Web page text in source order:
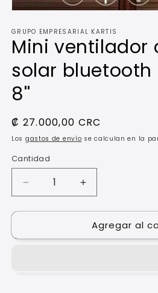
multimedia
1
en
ventana
modal
GRUPO EMPRESARIAL KARTIS
Mini ventilador
solar bluetooth
8''
Precio
habitual
₡ 27.000,00 CRC
Los gastos de envío se calculan en la
Cantidad
Reducir
cantidad
para
ventilador
Aumentar
cantidad
para
Mini
ventilador
Agregar al